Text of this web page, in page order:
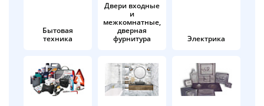
Бытовая
техника
Двери входные
и
межкомнатные,
дверная
фурнитура
Электрика
раз в 2
недели
Остались вопросы?
8 800 302-02-51
plait.ru